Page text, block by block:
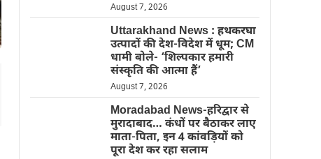
August 7, 2026
Uttarakhand News : हथकरघा
उत्पादों की देश-विदेश में धूम; CM
धामी बोले- ‘शिल्पकार हमारी
संस्कृति की आत्मा हैं’
August 7, 2026
Moradabad News-हरिद्वार से
मुरादाबाद… कंधों पर बैठाकर लाए
माता-पिता, इन 4 कांवड़ियों को
पूरा देश कर रहा सलाम